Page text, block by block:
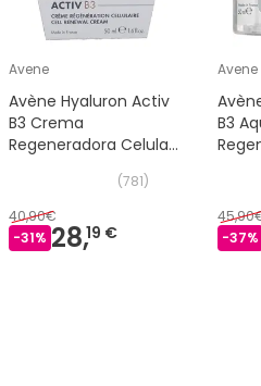
Avene
Avène Hyaluron Activ
B3 Crema
Regeneradora Celular
(781)
40,90€
-31% 28,19 €
Avene
B3
-37%